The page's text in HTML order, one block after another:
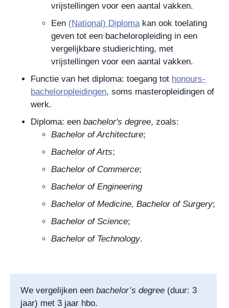
vrijstellingen voor een aantal vakken.
Een (National) Diplomakan ook toelating
geven tot een bacheloropleiding in een
vergelijkbare studierichting, met
vrijstellingen voor een aantal vakken.
Functie van het diploma: toegang tot honours-
bacheloropleidingen, soms masteropleidingen of
werk.
Diploma: een bachelor's degree, zoals:
Bachelor of Architecture;
Bachelor of Arts;
Bachelor of Commerce;
Bachelor of Engineering
Bachelor of Medicine, Bachelor of Surgery;
Bachelor of Science;
Bachelor of Technology.
We vergelijken een bachelor’s degree (duur: 3
jaar) met 3 jaar hbo.